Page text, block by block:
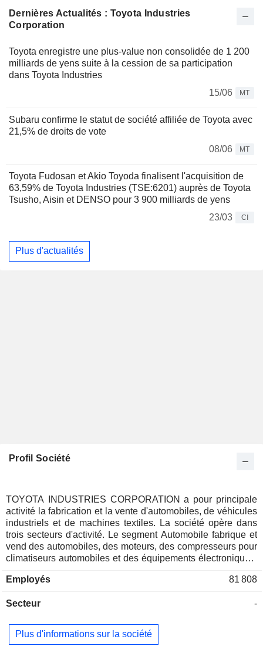
Dernières Actualités : Toyota Industries
Corporation
Toyota enregistre une plus-value non consolidée de 1 200
milliards de yens suite à la cession de sa participation
dans Toyota Industries
15/06
MT
Subaru confirme le statut de société affiliée de Toyota avec
21,5% de droits de vote
08/06
MT
Toyota Fudosan et Akio Toyoda finalisent l'acquisition de
63,59% de Toyota Industries (TSE:6201) auprès de Toyota
Tsusho, Aisin et DENSO pour 3 900 milliards de yens
23/03
CI
Plus d'actualités
Profil Société
TOYOTA INDUSTRIES CORPORATION a pour principale
activité la fabrication et la vente d'automobiles, de véhicules
industriels et de machines textiles. La société opère dans
trois secteurs d'activité. Le segment Automobile fabrique et
vend des automobiles, des moteurs, des compresseurs pour
climatiseurs automobiles et des équipements électroniques,
des chariots élévateurs à fourche, des équipements
le travail en hauteur, des solutions logistiques et des
machines textiles propose des machines à tisser et des
machines à filer, ainsi que des équipements de mesure de la
Employés 81 808
Secteur -
Plus d'informations sur la société